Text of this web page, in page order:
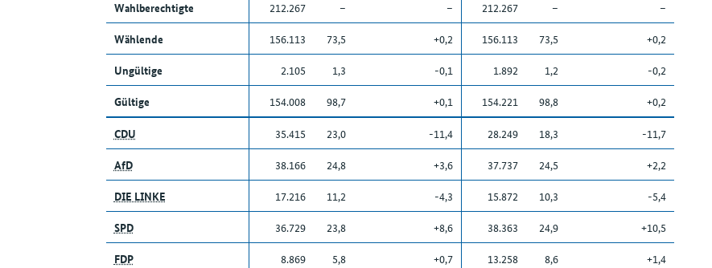
Wahlberechtigte 212.267 – – 212.267 –
–
Wählende
156.113 73,5 +0,2 156.113 73,5
+0,2
Ungültige
2.105 1,3 -0,1 1.892 1,2
-0,2
Gültige
154.008 98,7 +0,1 154.221 98,8
+0,2
CDU
35.415 23,0 -11,4 28.249 18,3
-11,7
AfD
38.166 24,8 +3,6 37.737 24,5
+2,2
DIE LINKE
17.216 11,2 -4,3 15.872 10,3
-5,4
SPD
36.729 23,8 +8,6 38.363 24,9
+10,5
FDP
8.869 5,8 +0,7 13.258 8,6
+1,4